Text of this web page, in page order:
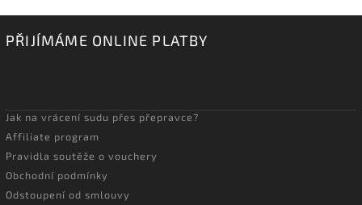
PŘIJÍMÁME ONLINE PLATBY
Jak na vrácení sudu přes přepravce?
Affiliate program
Pravidla soutěže o vouchery
Obchodní podmínky
Odstoupení od smlouvy